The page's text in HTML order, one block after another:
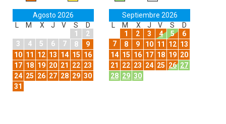
Agosto 2026
M X J V S
D
1
2
3
4 5 6 7 8
9
10 11 12 13 14 15 16
17 18 19 20 21 22 23
24 25 26 27 28 29 30
31
Septiembre 2026
M X J V S
D
1
2 3 4 5
6
7
8 9 10 11 12 13
14 15 16 17 18 19 20
21
22 23 24 25 26 27
28 29 30